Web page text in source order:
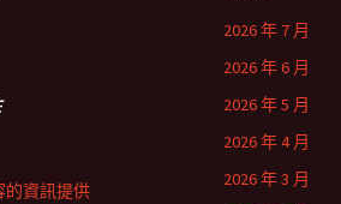
2026 年 7 月
2026 年 6 月
2026 年 5 月
2026 年 4 月
2026 年 3 月
的資訊提供